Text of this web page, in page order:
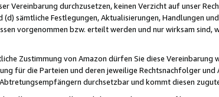
Vereinbarung durchzusetzen, keinen Verzicht auf unser
sämtliche Festlegungen, Aktualisierungen, Handlungen
vorgenommen bzw. erteilt werden und nur wirksam
Zustimmung von Amazon dürfen Sie diese
für die Parteien und deren jeweilige Rechtsnachfolger
durchsetzbar und kommt diesen